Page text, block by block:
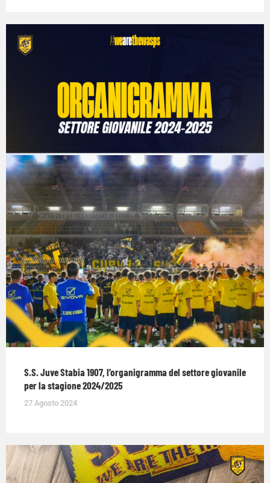
S.S. Juve Stabia 1907, l’organigramma del settore giovanile
per la stagione 2024/2025
27 Agosto 2024